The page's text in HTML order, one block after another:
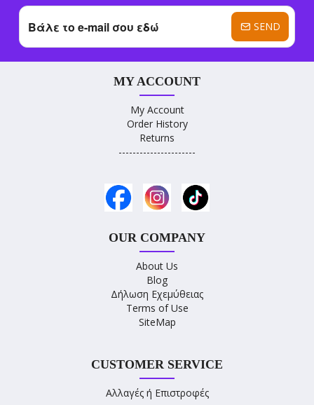
SEND
MY ACCOUNT
My Account
Order History
Returns
----------------------
OUR COMPANY
About Us
Blog
Δήλωση Εχεμύθειας
Terms of Use
SiteMap
CUSTOMER SERVICE
Αλλαγές ή Επιστροφές